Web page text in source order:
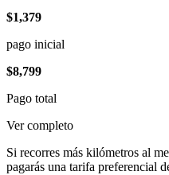
$1,379
pago inicial
$8,799
Pago total
Ver completo
Si recorres más kilómetros al
pagarás una tarifa preferencial